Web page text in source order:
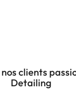
clients
Detailing